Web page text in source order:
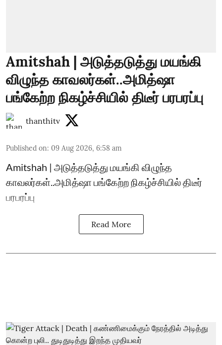
Amitshah | அடுத்தடுத்து மயங்கி
விழுந்த காவலர்கள்..அமித்ஷா
பங்கேற்ற நிகழ்ச்சியில் திடீர் பரபரப்பு
thanthitv
Published on: 09 Aug 2026, 6:58 am
Amitshah | அடுத்தடுத்து மயங்கி விழுந்த
காவலர்கள்..அமித்ஷா பங்கேற்ற நிகழ்ச்சியில் திடீர்
பரபரப்பு
Read More